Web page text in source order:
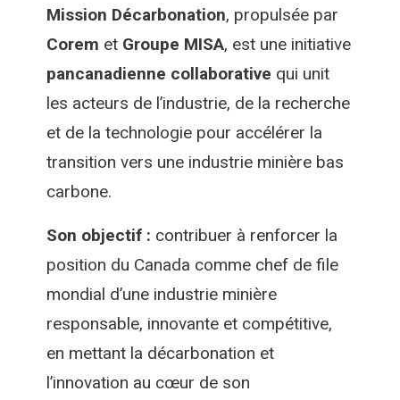
Mission Décarbonation, propulsée par
Corem et Groupe MISA, est une initiative
pancanadienne collaborative qui unit
les acteurs de l’industrie, de la recherche
et de la technologie pour accélérer la
transition vers une industrie minière bas
carbone.
Son objectif : contribuer à renforcer la
position du Canada comme chef de file
mondial d’une industrie minière
responsable, innovante et compétitive,
en mettant la décarbonation et
l’innovation au cœur de son